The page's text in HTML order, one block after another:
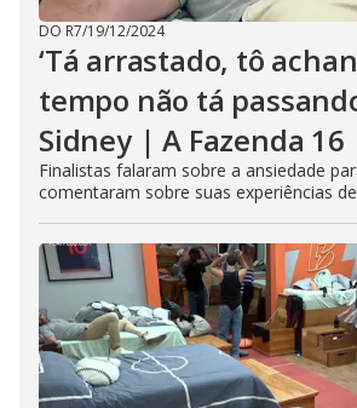
DO R7/19/12/2024
‘Tá arrastado, tô
tempo não tá
Sidney | A Fazenda 16
Finalistas falaram sobre a ansiedade
comentaram sobre suas experiências